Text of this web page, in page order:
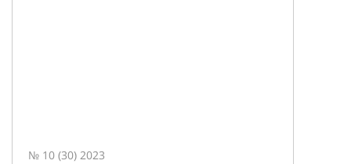
№ 10 (30) 2023